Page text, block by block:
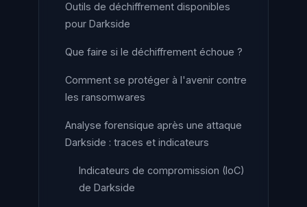
Outils de déchiffrement disponibles
pour Darkside
Que faire si le déchiffrement échoue ?
Comment se protéger à l'avenir contre
les ransomwares
Analyse forensique après une attaque
Darkside : traces et indicateurs
Indicateurs de compromission (IoC)
de Darkside